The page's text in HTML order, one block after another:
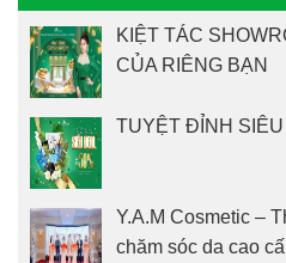
KIỆT TÁC
CỦA RIÊNG BẠN
TUYỆT ĐỈNH
Y.A.M Cosmetic –
chăm sóc da cao